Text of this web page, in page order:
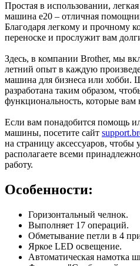
Простая в использовании,
машина e20 – отличная
Благодаря легкому и прочному
переноске и прослужит вам
Здесь, в компании Brother, мы
летний опыт в каждую
машина для бизнеса или хобби.
разработана таким образом,
функциональность, которые вам
Если вам понадобится помощь
машины, посетите сайт
на страницу аксессуаров, чтобы
располагаете всеми
работу.
Особенности:
Горизонтальный челнок.
Выполняет 17 операций.
Обметывание петли в 4
Яркое LED освещение.
Автоматическая намотка